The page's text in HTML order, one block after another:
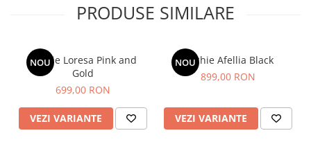
PRODUSE SIMILARE
NOU
Rochie Loresa Pink and
Gold
699,00 RON
VEZI VARIANTE
NOU
Rochie Afellia Black
899,00 RON
VEZI VARIANTE